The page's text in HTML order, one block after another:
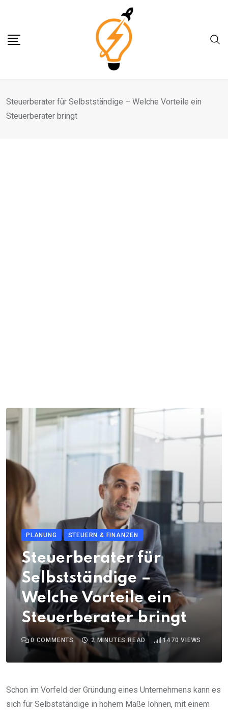
content
Steuerberater für Selbstständige – Welche Vorteile ein
Steuerberater bringt
PLANUNG STEUERN & FINANZEN
Steuerberater für
Selbstständige –
Welche Vorteile ein
Steuerberater bringt
0 COMMENTS 2 MINUTES READ 1470 VIEWS
Schon im Vorfeld der Gründung eines Unternehmens kann es
sich für Selbstständige in hohem Maße lohnen, mit einem